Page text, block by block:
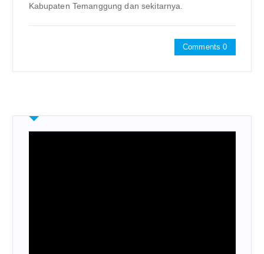
Kabupaten Temanggung dan sekitarnya.
Comments 0